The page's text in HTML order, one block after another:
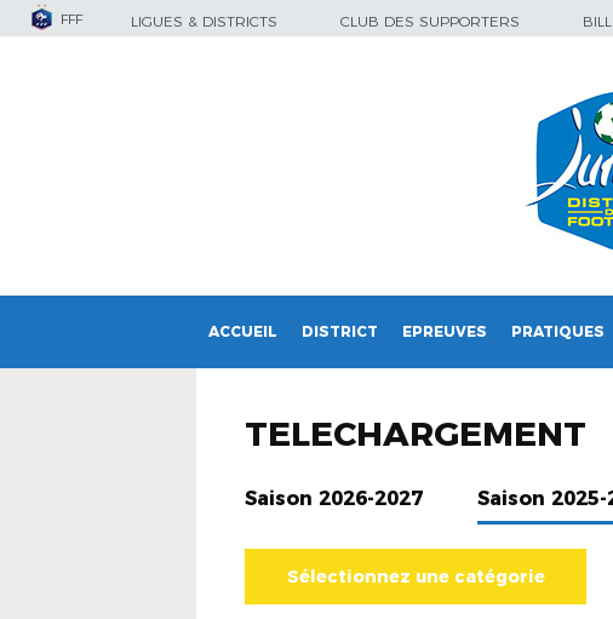
FFF LIGUES & DISTRICTS CLUB DES SUPPORTERS
ACCUEIL DISTRICT EPREUVES PRATIQUES
TELECHARGEMENT
Saison 2026-2027 Saison 2025-
Sélectionnez une catégorie